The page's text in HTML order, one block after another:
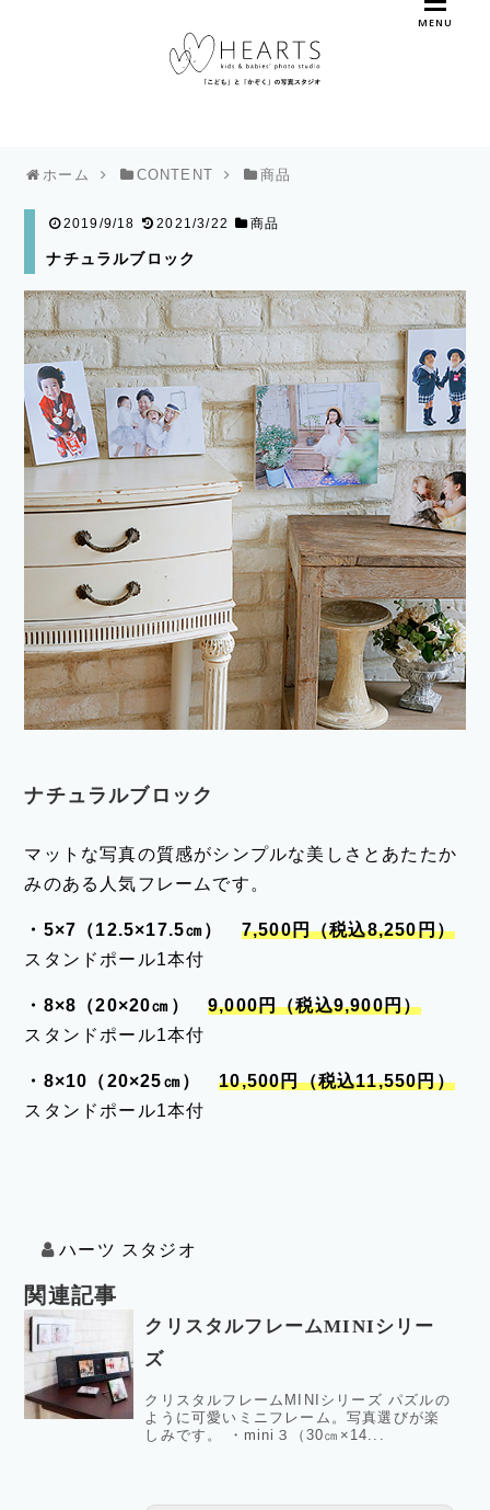
MENU
ホーム CONTENT 商品
2019/9/18 2021/3/22 商品
ナチュラルブロック
ナチュラルブロック
マットな写真の質感がシンプルな美しさとあたたか
みのある人気フレームです。
・5×7（12.5×17.5㎝） 7,500円（税込8,250円）
スタンドポール1本付
・8×8（20×20㎝）9,000円（税込9,900円）
スタンドポール1本付
・8×10（20×25㎝）10,500円（税込11,550円）
スタンドポール1本付
ハーツ スタジオ
関連記事
クリスタルフレームMINIシリー
ズ
クリスタルフレームMINIシリーズ パズルの
ように可愛いミニフレーム。写真選びが楽
しみです。 ・mini３（30㎝×14...